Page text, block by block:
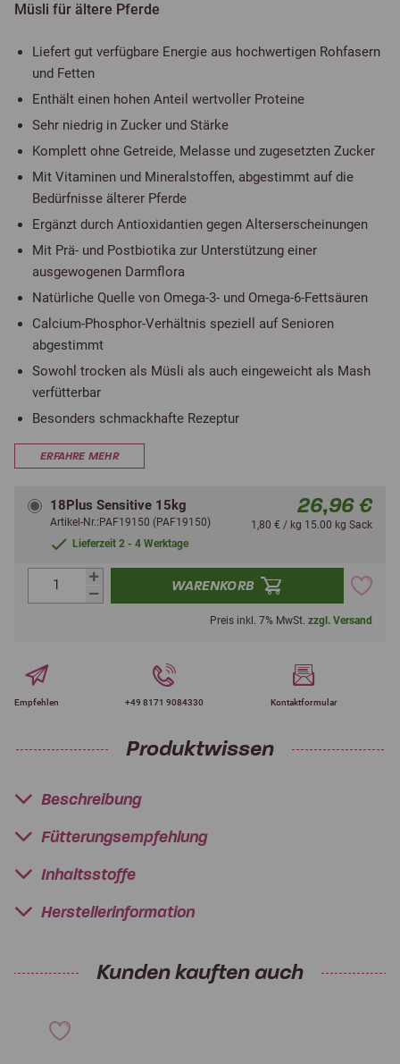
Müsli für ältere Pferde
Liefert gut verfügbare Energie aus hochwertigen Rohfasern
und Fetten
Enthält einen hohen Anteil wertvoller Proteine
Sehr niedrig in Zucker und Stärke
Komplett ohne Getreide, Melasse und zugesetzten Zucker
Mit Vitaminen und Mineralstoffen, abgestimmt auf die
Bedürfnisse älterer Pferde
Ergänzt durch Antioxidantien gegen Alterserscheinungen
Mit Prä- und Postbiotika zur Unterstützung einer
ausgewogenen Darmflora
Natürliche Quelle von Omega-3- und Omega-6-Fettsäuren
Calcium-Phosphor-Verhältnis speziell auf Senioren
abgestimmt
Sowohl trocken als Müsli als auch eingeweicht als Mash
verfütterbar
Besonders schmackhafte Rezeptur
ERFAHRE MEHR
18Plus Sensitive 15kg
Artikel-Nr.:PAF19150 (PAF19150)
Lieferzeit 2 - 4 Werktage
26,96 €
1,80 € / kg 15.00 kg Sack
WARENKORB
Preis inkl. 7% MwSt. zzgl. Versand
Empfehlen +49 8171 9084330 Kontaktformular
Produktwissen
Beschreibung
Fütterungsempfehlung
Inhaltsstoffe
Herstellerinformation
Kunden kauften auch